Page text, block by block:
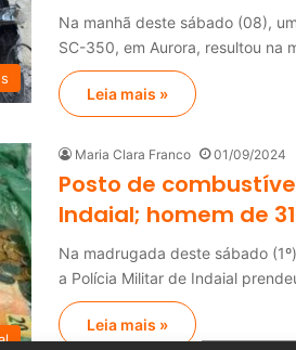
Na manhã deste sábado (08),
SC-350, em Aurora, resultou na
Leia mais »
Maria Clara Franco 01/09/2024
Posto de
Indaial; homem de
Na madrugada deste sábado
a Polícia Militar de Indaial
Leia mais »